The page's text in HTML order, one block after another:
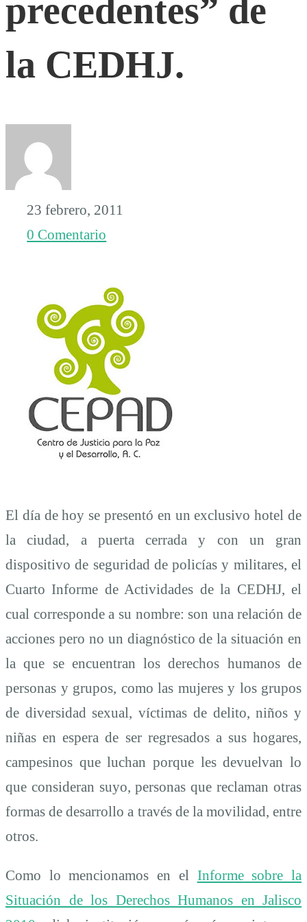
precedentes”
de
la
CEDHJ.
precedentes” de
la CEDHJ.
23 febrero, 2011
0 Comentario
El día de hoy se presentó en un exclusivo hotel de
la ciudad, a puerta cerrada y con un gran
dispositivo de seguridad de policías y militares, el
Cuarto Informe de Actividades de la CEDHJ, el
cual corresponde a su nombre: son una relación de
acciones pero no un diagnóstico de la situación en
la que se encuentran los derechos humanos de
personas y grupos, como las mujeres y los grupos
de diversidad sexual, víctimas de delito, niños y
niñas en espera de ser regresados a sus hogares,
campesinos que luchan porque les devuelvan lo
que consideran suyo, personas que reclaman otras
formas de desarrollo a través de la movilidad, entre
otros.
Como lo mencionamos en el Informe sobre la
Situación de los Derechos Humanos en Jalisco